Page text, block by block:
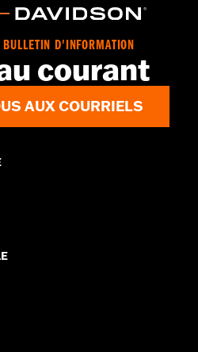
BULLETIN D'INFORMATION
courant
AUX COURRIELS